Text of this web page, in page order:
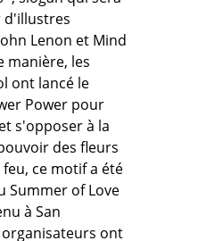
d'illustres
Lenon et Mind
manière, les
ont lancé le
Power pour
s'opposer à la
des fleurs
ce motif a été
Summer of Love
à San
organisateurs ont